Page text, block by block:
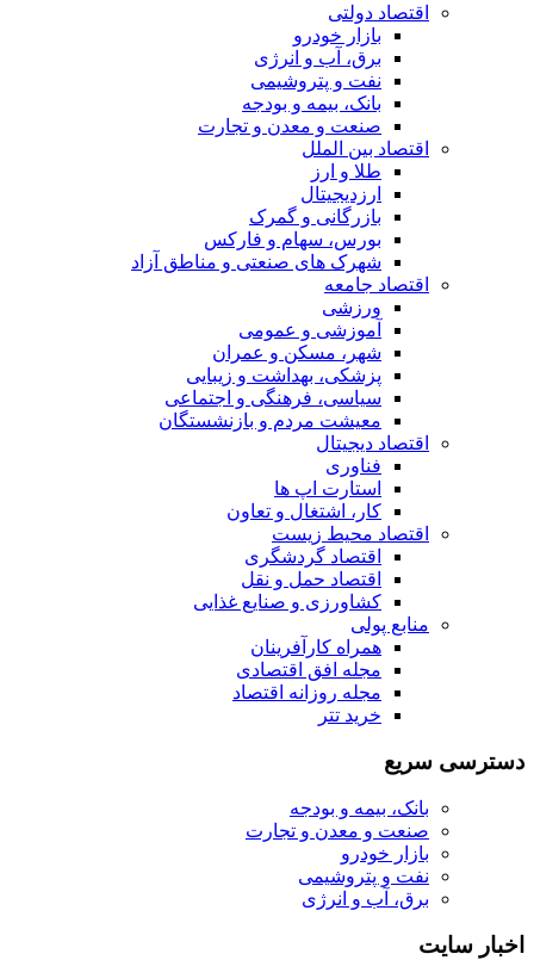
اقتصاد دولتی
بازار خودرو
برق، آب و انرژی
نفت و پتروشیمی
بانک، بیمه و بودجه
صنعت و معدن و تجارت
اقتصاد بین الملل
طلا و ارز
ارزدیجیتال
بازرگانی و گمرک
بورس، سهام و فارکس
شهرک های صنعتی و مناطق آزاد
اقتصاد جامعه
ورزشی
آموزشی و عمومی
شهر، مسکن و عمران
پزشکی، بهداشت و زیبایی
سیاسی، فرهنگی و اجتماعی
معیشت مردم و بازنشستگان
اقتصاد دیجیتال
فناوری
استارت اپ ها
کار، اشتغال و تعاون
اقتصاد محیط زیست
اقتصاد گردشگری
اقتصاد حمل و نقل
کشاورزی و صنایع غذایی
منابع پولی
همراه کارآفرینان
مجله افق اقتصادی
مجله روزانه اقتصاد
خرید تتر
دسترسی سریع
بانک، بیمه و بودجه
صنعت و معدن و تجارت
بازار خودرو
نفت و پتروشیمی
برق، آب و انرژی
اخبار سایت